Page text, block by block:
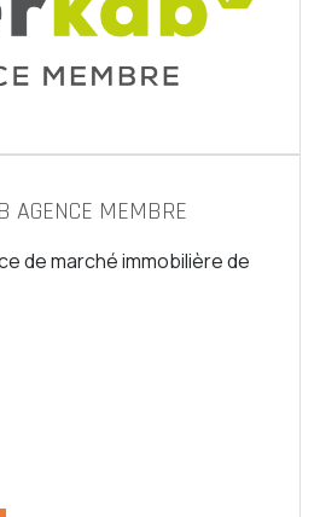
AGENCE MEMBRE
de marché immobilière de